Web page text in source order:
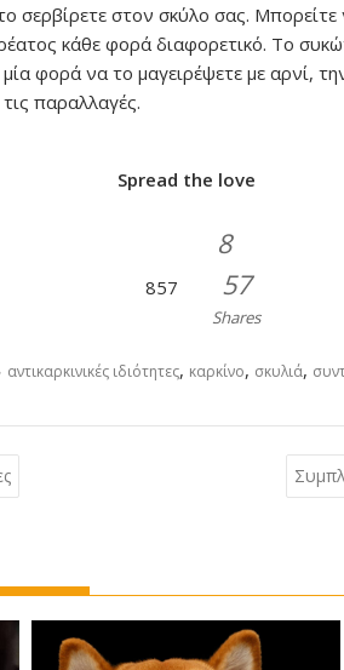
σερβίρετε στον σκύλο σας.
κάθε φορά διαφορετικό. Το
φορά να το μαγειρέψετε με αρνί,
παραλλαγές.
Spread the love
857
8
57
Shares
αντικαρκινικές ιδιότητες, καρκίνο, σκυλιά,